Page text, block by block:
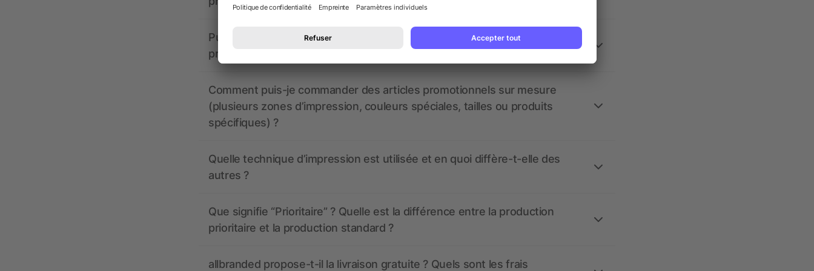
Puis-je voir à quoi ressembleront mes articles promotionnels avant la
production ?
Comment puis-je commander des articles promotionnels sur mesure
(plusieurs zones d’impression, couleurs spéciales, tailles ou produits
spécifiques) ?
Quelle technique d’impression est utilisée et en quoi diffère-t-elle des
autres ?
Que signifie “Prioritaire” ? Quelle est la différence entre la production
prioritaire et la production standard ?
allbranded propose-t-il la livraison gratuite ? Quels sont les frais